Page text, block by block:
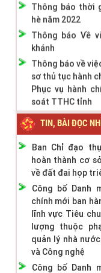
hè năm 2022
Thông báo Về
khánh
Thông báo về
sơ thủ tục hành
Phục vụ hành
soát TTHC tỉnh
TIN, BÀI ĐỌC
Ban Chỉ đạo
hoàn thành cơ
về đất đai họp
Công bố Danh
chính mới ban
lĩnh vực Tiêu
lượng thuộc
quản lý nhà
và Công nghệ
Công bố Danh